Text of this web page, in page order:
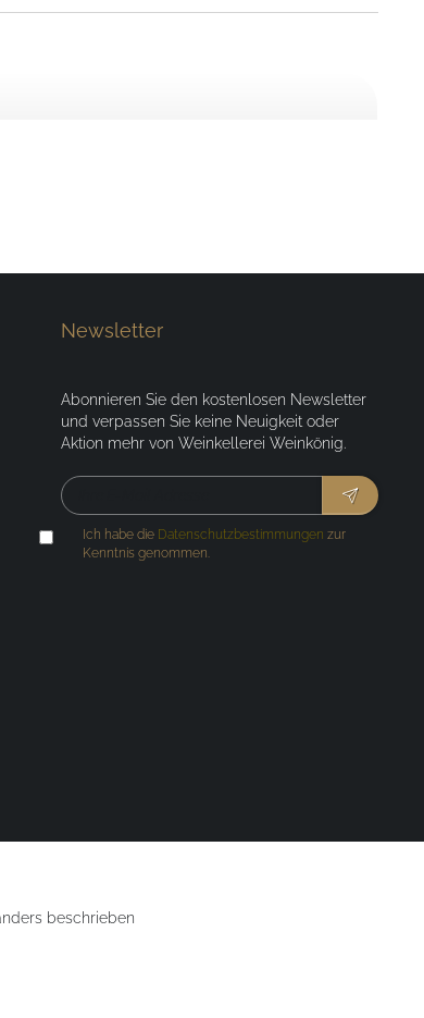
Newsletter
Abonnieren Sie den kostenlosen Newsletter
und verpassen Sie keine Neuigkeit oder
Aktion mehr von Weinkellerei Weinkönig.
Ich habe die Datenschutzbestimmungen zur
Kenntnis genommen.
beschrieben